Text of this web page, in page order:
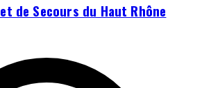
de Secours du Haut Rhône